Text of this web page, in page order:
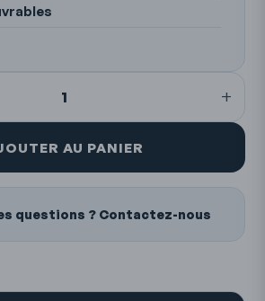
1 +
AU PANIER
questions ? Contactez-nous